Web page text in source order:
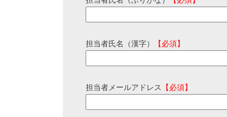
担当者氏名（漢字） 【必須】
担当者メールアドレス 【必須】